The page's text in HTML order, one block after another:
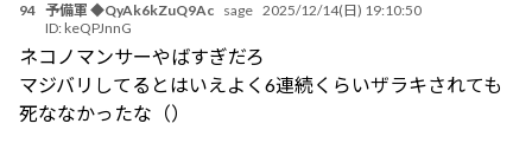
94 予備軍 ◆QyAk6kZuQ9Ac sage 2025/12/14(日) 19:10:50
ID: keQPJnnG
ネコノマンサーやばすぎだろ
マジバリしてるとはいえよく6連続くらいザラキされても
死ななかったな（）